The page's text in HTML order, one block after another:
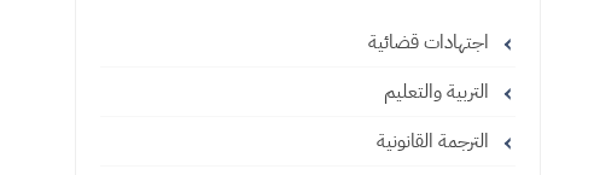
اجتهادات قضائية
التربية والتعليم
الترجمة القانونية